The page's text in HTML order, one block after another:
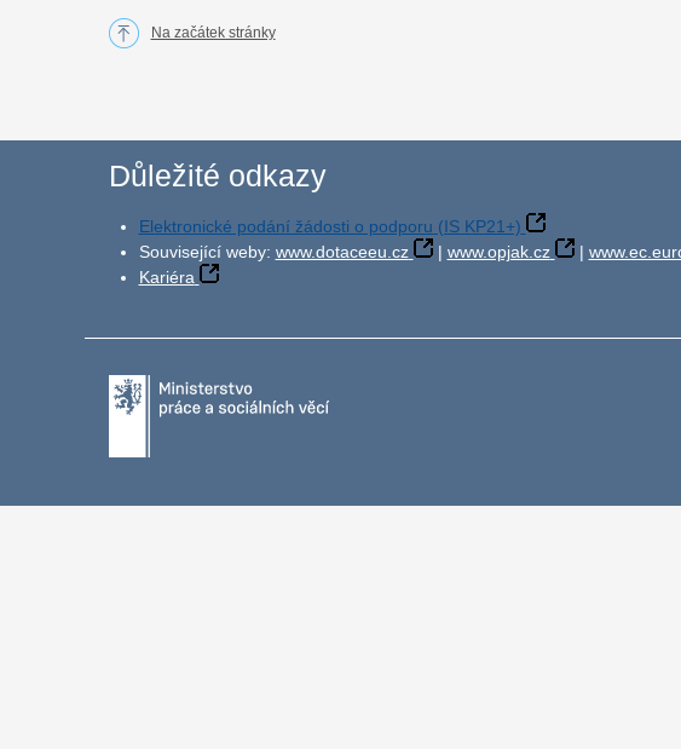
Na začátek stránky
Důležité odkazy
Elektronické podání žádosti o podporu (IS KP21+)
Související weby: www.dotaceeu.cz | www.opjak.cz |
Kariéra